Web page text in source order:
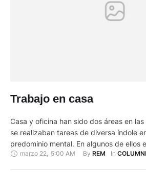
Trabajo en casa
Casa y oficina han sido dos áreas en
se realizaban tareas de diversa índole
predominio mental. En algunos de ellos
presencia del trabajador en el lugar si
marzo 22 5:00 AM By REM In